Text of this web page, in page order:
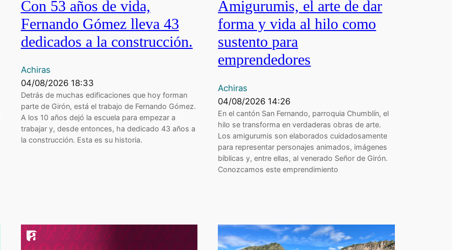
Con 53 años de vida,
Fernando Gómez lleva 43
dedicados a la construcción.
Achiras
04/08/2026 18:33
Detrás de muchas edificaciones que hoy forman
parte de Girón, está el trabajo de Fernando Gómez.
A los 10 años dejó la escuela para empezar a
trabajar y, desde entonces, ha dedicado 43 años a
la construcción. Esta es su historia.
Amigurumis, el arte de dar
forma y vida al hilo como
sustento para
emprendedores
Achiras
04/08/2026 14:26
En el cantón San Fernando, parroquia Chumblín, el
hilo se transforma en verdaderas obras de arte.
Los amigurumis son elaborados cuidadosamente
para representar personajes animados, imágenes
bíblicas y, entre ellas, al venerado Señor de Girón.
Conozcamos este emprendimiento